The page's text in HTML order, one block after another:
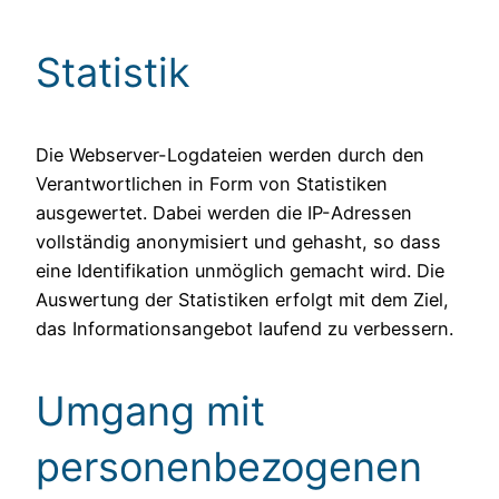
Statistik
Die Webserver-Logdateien werden durch den
Verantwortlichen in Form von Statistiken
ausgewertet. Dabei werden die IP-Adressen
vollständig anonymisiert und gehasht, so dass
eine Identifikation unmöglich gemacht wird. Die
Auswertung der Statistiken erfolgt mit dem Ziel,
das Informationsangebot laufend zu verbessern.
Umgang mit
personenbezogenen